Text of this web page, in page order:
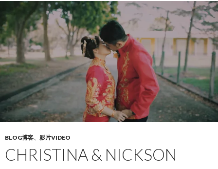
BLOG博客、 影片VIDEO
CHRISTINA & NICKSON